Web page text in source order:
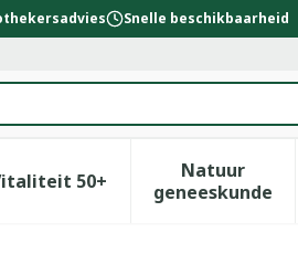
Snelle beschikbaarheid
categorie
en vitamines categorie
voor Zwangerschap en
50+
Toon submenu voor
Natuur
geneeskunde
Toon